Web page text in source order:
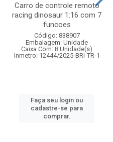
Carro de controle remoto
racing dinosaur 1:16 com 7
funcoes
Código: 838907
Embalagem: Unidade
Caixa Com: 8 Unidade(s)
Inmetro: 12444/2025-BRI-TR-1
Faça seu login ou
cadastre-se para
comprar.